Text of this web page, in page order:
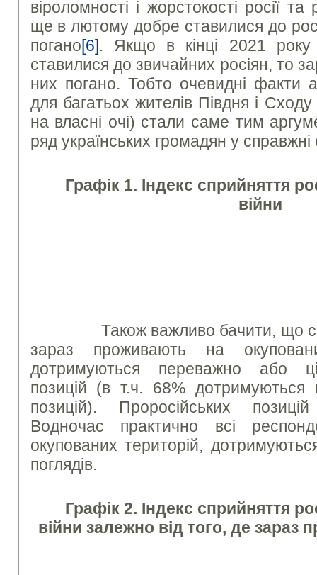
віроломності і жорстокості росії
ще в лютому добре ставилися до
погано[6]. Якщо в кінці 2021 року
ставилися до звичайних росіян, то
них погано. Тобто очевидні факти
для багатьох жителів Півдня і
на власні очі) стали саме тим
ряд українських громадян у справжні
Графік 1. Індекс сприйняття
війни
Також важливо бачити, що
зараз проживають на
дотримуються переважно або
позицій (в т.ч. 68% дотримуються
позицій). Проросійських
Водночас практично всі
окупованих територій,
поглядів.
Графік 2. Індекс сприйняття
війни залежно від того, де зараз